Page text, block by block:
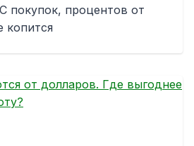
покупок, процентов от
копится